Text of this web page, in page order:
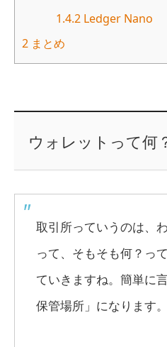
1.4.2 Ledger Nano
2 まとめ
ウォレットって何
取引所っていうのは、
って、そもそも何？っ
ていきますね。簡単に
保管場所」になります。